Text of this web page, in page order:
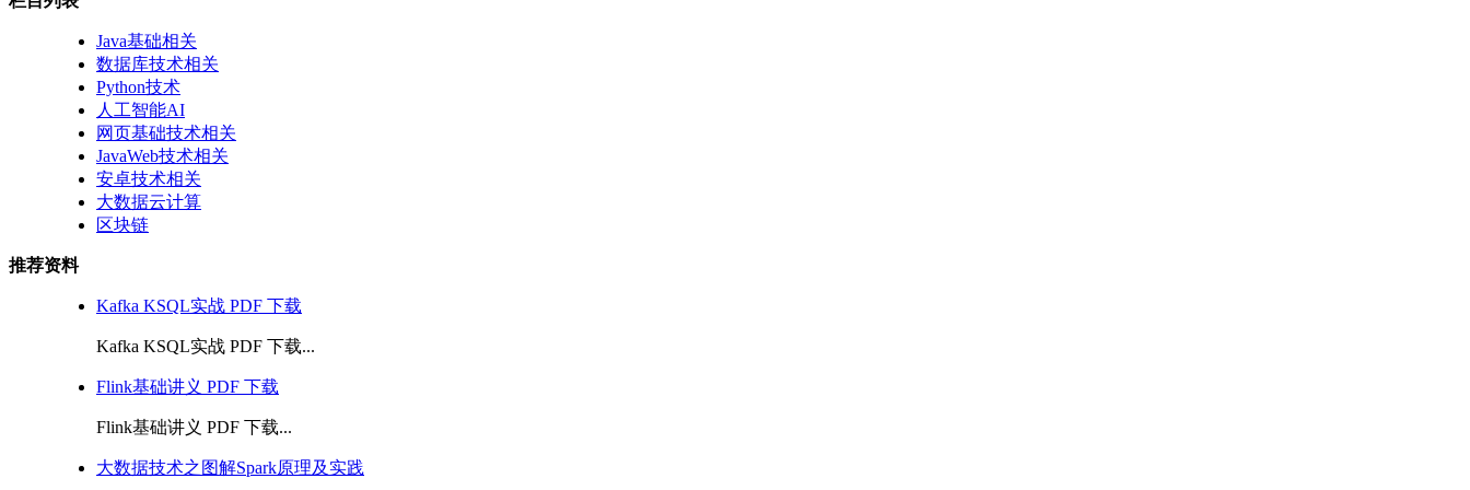
Java基础相关
数据库技术相关
Python技术
人工智能AI
网页基础技术相关
JavaWeb技术相关
安卓技术相关
大数据云计算
区块链
推荐资料
Kafka KSQL实战 PDF 下载
Kafka KSQL实战 PDF 下载...
Flink基础讲义 PDF 下载
Flink基础讲义 PDF 下载...
大数据技术之图解Spark原理及实践